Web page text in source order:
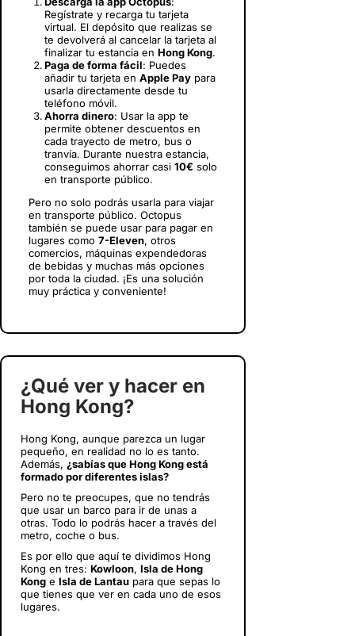
Regístrate y recarga tu tarjeta
virtual. El depósito que realizas se
te devolverá al cancelar la tarjeta al
finalizar tu estancia en Hong Kong.
Paga de forma fácil: Puedes
añadir tu tarjeta en Apple Pay para
usarla directamente desde tu
teléfono móvil.
Ahorra dinero: Usar la app te
permite obtener descuentos en
cada trayecto de metro, bus o
tranvía. Durante nuestra estancia,
conseguimos ahorrar casi 10€ solo
en transporte público.
Pero no solo podrás usarla para viajar
en transporte público. Octopus
también se puede usar para pagar en
lugares como 7-Eleven, otros
comercios, máquinas expendedoras
de bebidas y muchas más opciones
por toda la ciudad. ¡Es una solución
muy práctica y conveniente!
¿Qué ver y hacer en
Hong Kong?
Hong Kong, aunque parezca un lugar
pequeño, en realidad no lo es tanto.
Además, ¿sabías que Hong Kong está
formado por diferentes islas?
Pero no te preocupes, que no tendrás
que usar un barco para ir de unas a
otras. Todo lo podrás hacer a través del
metro, coche o bus.
Es por ello que aquí te dividimos Hong
Kong en tres: Kowloon, Isla de Hong
Kong e Isla de Lantau para que sepas lo
que tienes que ver en cada uno de esos
lugares.